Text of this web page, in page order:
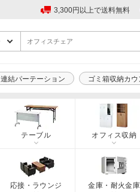
3,300円以上で送料無料
連結パーテーション ゴミ箱収納カウ
テーブル オフィス収納
応接・ラウンジ 金庫・耐火金庫